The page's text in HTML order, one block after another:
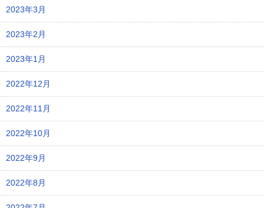
2023年3月
2023年2月
2023年1月
2022年12月
2022年11月
2022年10月
2022年9月
2022年8月